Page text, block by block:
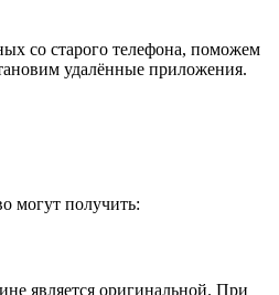
со старого телефона, поможем
удалённые приложения.
могут получить:
является оригинальной. При